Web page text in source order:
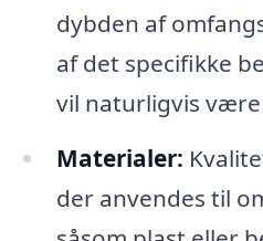
dybden af
af det specifikke
vil naturligvis
Materialer:
der anvendes til